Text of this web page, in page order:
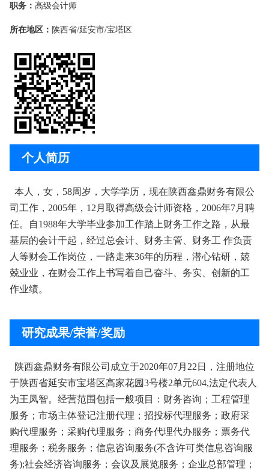
职务：高级会计师
所在地区： 陕西省/延安市/宝塔区
个人简历
本人，女， 58周岁，大学学历，现在陕西鑫鼎财务有限公
司工作， 2005年 ，12月取得高级会计师资格，2006年7月聘
任。自1988年大学毕业参加工作踏上财务工作之路，从最
基层的会计干起，经过总会计、财务主管、财务工 作负责
人等财会工作岗位，一路走来36年的历程，潜心钻研，兢
兢业业，在财会工作上书写着自己奋斗、务实、创新的工
作业绩。
研究成果/荣誉/奖励
陕西鑫鼎财务有限公司成立于2020年07月22日，注册地位
于陕西省延安市宝塔区高家花园3号楼2单元604,法定代表人
为王凤智。经营范围包括一般项目：财务咨询；工程管理
服务；市场主体登记注册代理；招投标代理服务；政府采
购代理服务；采购代理服务；商务代理代办服务；票务代
理服务；税务服务；信息咨询服务(不含许可类信息咨询服
务);社会经济咨询服务；会议及展览服务；企业总部管理；